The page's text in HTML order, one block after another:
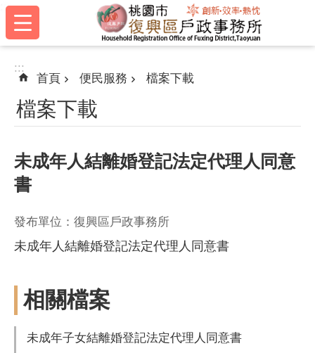
跳到主要內容區塊
:::
:::
首頁 便民服務 檔案下載
檔案下載
未成年人結離婚登記法定代理人同意
書
發布單位：復興區戶政事務所
未成年人結離婚登記法定代理人同意書
相關檔案
未成年子女結離婚登記法定代理人同意書